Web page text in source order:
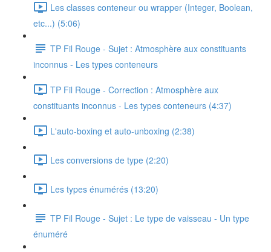
Les classes conteneur ou wrapper (Integer, Boolean,
etc...) (5:06)
TP Fil Rouge - Sujet : Atmosphère aux constituants
inconnus - Les types conteneurs
TP Fil Rouge - Correction : Atmosphère aux
constituants inconnus - Les types conteneurs (4:37)
L'auto-boxing et auto-unboxing (2:38)
Les conversions de type (2:20)
Les types énumérés (13:20)
TP Fil Rouge - Sujet : Le type de vaisseau - Un type
énuméré